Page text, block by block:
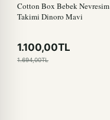
Cotton Box Bebek Nevresim
Takimi Dinoro Mavi
1.100,00TL
1.694,00TL